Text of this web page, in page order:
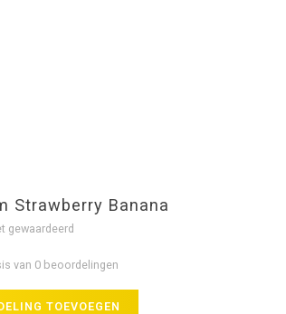
Strawberry Banana
gewaardeerd
van 0 beoordelingen
TOEVOEGEN